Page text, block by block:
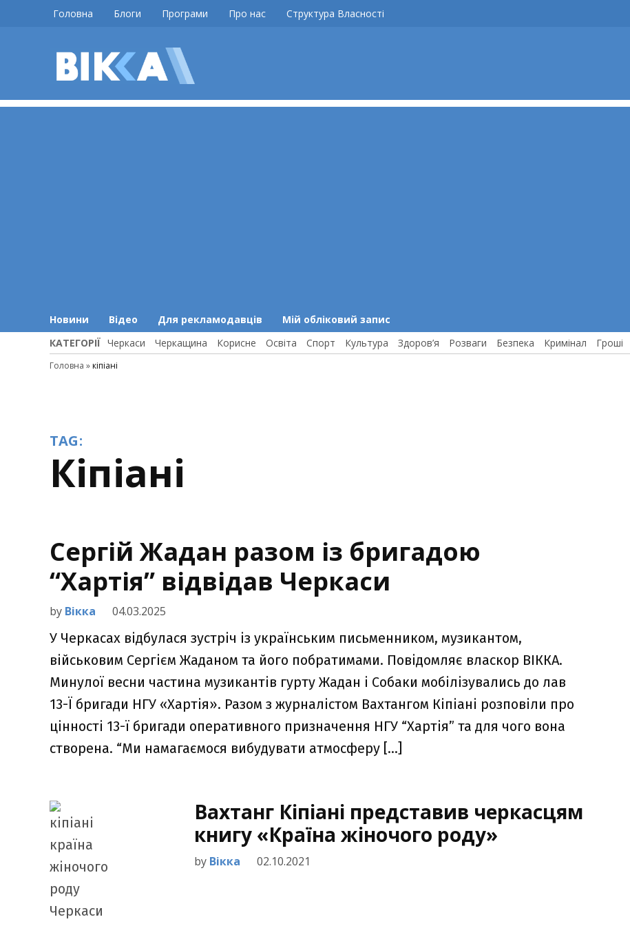
Головна Блоги Програми Про нас Структура Власності
Новини Відео Для рекламодавців Мій обліковий запис
КАТЕГОРІЇ Черкаси Черкащина Корисне Освіта Спорт Культура Здоров’я Розваги Безпека Кримінал Гроші
Головна » кіпіані
TAG:
кіпіані
Сергій Жадан разом із бригадою
“Хартія” відвідав Черкаси
by Вікка 04.03.2025
У Черкасах відбулася зустріч із українським письменником, музикантом,
військовим Сергієм Жаданом та його побратимами. Повідомляє власкор ВІККА.
Минулої весни частина музикантів гурту Жадан і Собаки мобілізувались до лав
13-Ї бригади НГУ «Хартія». Разом з журналістом Вахтангом Кіпіані розповіли про
цінності 13-ї бригади оперативного призначення НГУ “Хартія” та для чого вона
створена. “Ми намагаємося вибудувати атмосферу […]
Вахтанг Кіпіані представив черкасцям
книгу «Країна жіночого роду»
by Вікка 02.10.2021